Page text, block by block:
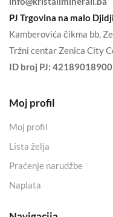
PJ Trgovina na malo
Kamberovića čikma bb,
Tržni centar Zenica City
ID broj PJ:
Moj profil
Moj profil
Lista želja
Praćenje narudžbe
Naplata